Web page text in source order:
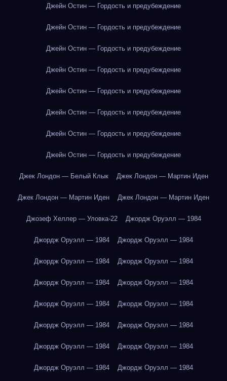
Джейн Остин — Гордость и предубеждение
Джейн Остин — Гордость и предубеждение
Джейн Остин — Гордость и предубеждение
Джейн Остин — Гордость и предубеждение
Джейн Остин — Гордость и предубеждение
Джейн Остин — Гордость и предубеждение
Джейн Остин — Гордость и предубеждение
Джейн Остин — Гордость и предубеждение
Джек Лондон — Белый Клык Джек Лондон — Мартин Иден
Джек Лондон — Мартин Иден Джек Лондон — Мартин Иден
Джозеф Хеллер — Уловка-22 Джордж Оруэлл — 1984
Джордж Оруэлл — 1984 Джордж Оруэлл — 1984
Джордж Оруэлл — 1984 Джордж Оруэлл — 1984
Джордж Оруэлл — 1984 Джордж Оруэлл — 1984
Джордж Оруэлл — 1984 Джордж Оруэлл — 1984
Джордж Оруэлл — 1984 Джордж Оруэлл — 1984
Джордж Оруэлл — 1984 Джордж Оруэлл — 1984
Джордж Оруэлл — 1984 Джордж Оруэлл — 1984